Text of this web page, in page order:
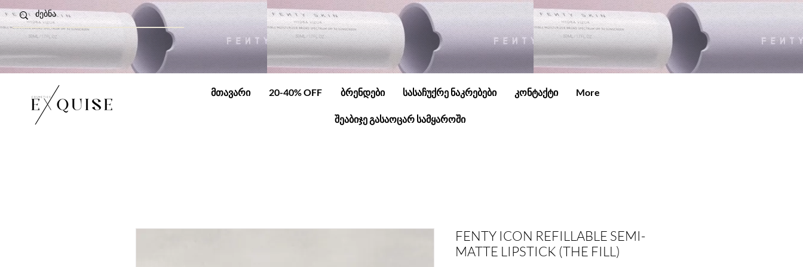
მთავარი 20-40% OFF ბრენდები სასაჩუქრე ნაკრებები კონტაქტი More
შეაბიჯე გასაოცარ სამყაროში
FENTY ICON REFILLABLE SEMI-
MATTE LIPSTICK (THE FILL)